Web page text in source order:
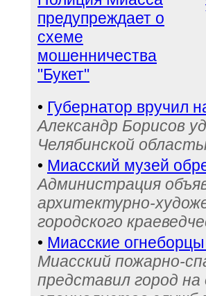
предупреждает о
схеме
мошенничества
"Букет"
• Губернатор вручил
Александр Борисов
Челябинской
• Миасский музей
Администрация
архитектурно-
городского
• Миасские
Миасский пожарно-
представил город